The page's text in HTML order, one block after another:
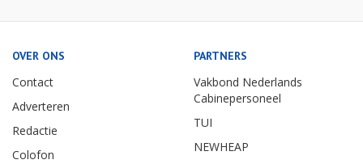
OVER ONS
Contact
Adverteren
Redactie
Colofon
PARTNERS
Vakbond Nederlands
Cabinepersoneel
TUI
NEWHEAP